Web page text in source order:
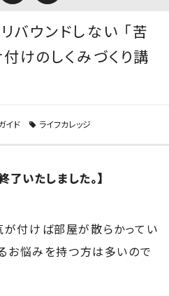
バウンドしない 「苦
けのしくみづくり講
イド ライフカレッジ
了いたしました。】
が付けば部屋が散らかってい
お悩みを持つ方は多いので